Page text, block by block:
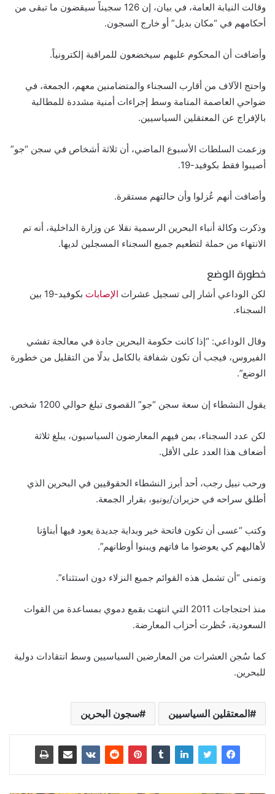
وقالت النيابة العامة، في بيان، إن 126 سجيناً سيقضون ما تبقى من
أحكامهم في “مكان بديل” أو خارج السجون.
وأضافت أن المحكوم عليهم سيخضعون للمراقبة إلكترونياً.
واحتج الآلاف من أقارب السجناء والمتضامنين معهم، الجمعة، في
ضواحي العاصمة المنامة وسط إجراءات أمنية مشددة للمطالبة
بالإفراج عن المعتقلين السياسيين.
وزعمت السلطات الأسبوع الماضي، أن ثلاثة أشخاص في سجن “جو”
أصيبوا فقط بكوفيد-19.
وأضافت أنهم عُزلوا وأن حالتهم مستقرة.
وذكرت وكالة أنباء البحرين الرسمية نقلا عن وزارة الداخلية، أنه تم
الانتهاء من حملة لتطعيم جميع السجناء المسجلين لديها.
خطورة الوضع
لكن الوداعي أشار إلى تسجيل عشرات الإصابات
بكوفيد-19 بين
السجناء.
وقال الوداعي: “إذا كانت حكومة البحرين جادة في معالجة تفشي
الفيروس، فيجب أن تكون شفافة بالكامل بدلًا من التقليل من خطورة
الوضع”.
يقول النشطاء إن سعة سجن “جو” القصوى تبلغ حوالي 1200 شخص.
لكن عدد السجناء، بمن فيهم المعارضون السياسيون، يبلغ ثلاثة
أضعاف هذا العدد على الأقل.
ورحب نبيل رجب، أحد أبرز النشطاء الحقوقيين في البحرين الذي
أطلق سراحه في حزيران/يونيو، بقرار الجمعة.
وكتب “عسى أن تكون فاتحة خير وبداية جديدة يعود فيها أبناؤنا
لأهاليهم كي يعوضوا ما فاتهم ويبنوا أوطانهم”.
وتمنى “أن تشمل هذه القوائم جميع النزلاء دون استثناء”.
منذ احتجاجات 2011 التي انتهت بقمع دموي بمساعدة من القوات
السعودية، حُظرت أحزاب المعارضة.
كما سُجن العشرات من المعارضين السياسيين وسط انتقادات دولية
للبحرين.
المعتقلين السياسيين سجون البحرين